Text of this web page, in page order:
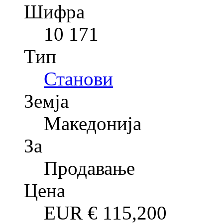
Шифра
10 171
Тип
Станови
Земја
Македонија
За
Продавање
Цена
EUR € 115,200